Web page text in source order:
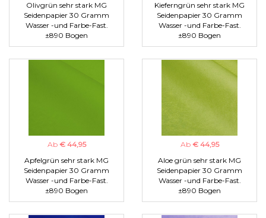
Olivgrün sehr stark MG
Seidenpapier 30 Gramm
Wasser -und Farbe-Fast.
±890 Bogen
Kieferngrün sehr stark MG
Seidenpapier 30 Gramm
Wasser -und Farbe-Fast.
±890 Bogen
Ab € 44,95
Apfelgrün sehr stark MG
Seidenpapier 30 Gramm
Wasser -und Farbe-Fast.
±890 Bogen
Ab € 44,95
Aloe grün sehr stark MG
Seidenpapier 30 Gramm
Wasser -und Farbe-Fast.
±890 Bogen